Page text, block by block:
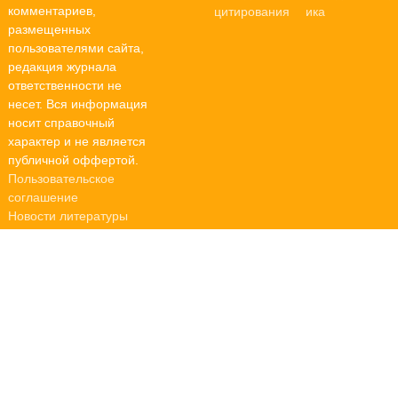
комментариев,
размещенных
пользователями сайта,
редакция журнала
ответственности не
несет. Вся информация
носит справочный
характер и не является
публичной оффертой.
Пользовательское
соглашение
Новости литературы